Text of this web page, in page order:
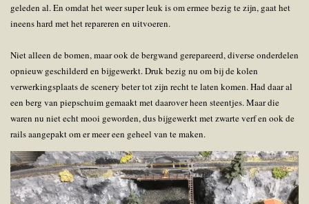
geleden al. En omdat het weer super leuk is om ermee bezig te zijn, gaat het
ineens hard met het repareren en uitvoeren.
Niet alleen de bomen, maar ook de bergwand gerepareerd, diverse onderdelen
opnieuw geschilderd en bijgewerkt. Druk bezig nu om bij de kolen
verwerkingsplaats de scenery beter tot zijn recht te laten komen. Had daar al
een berg van piepschuim gemaakt met daarover heen steentjes. Maar die
waren nu niet echt mooi geworden, dus bijgewerkt met zwarte verf en ook de
rails aangepakt om er meer een geheel van te maken.